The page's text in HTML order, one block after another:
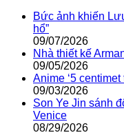
Bức ảnh khiến
hổ”
09/07/2026
Nhà thiết kế
09/05/2026
Anime ‘5
09/03/2026
Son Ye Jin sánh
Venice
08/29/2026